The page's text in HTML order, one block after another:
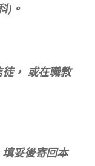
)。
， 或在職教
妥後寄回本